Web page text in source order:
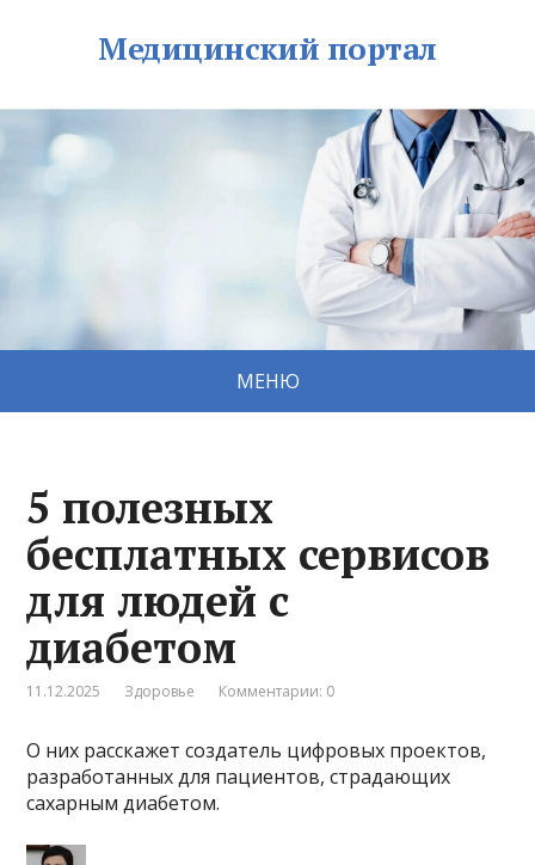
Медицинский портал
МЕНЮ
5 полезных
бесплатных сервисов
для людей с
диабетом
11.12.2025 Здоровье Комментарии: 0
О них расскажет создатель цифровых проектов,
разработанных для пациентов, страдающих
сахарным диабетом.